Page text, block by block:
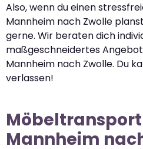
Also, wenn du einen
Mannheim nach Zwolle
gerne. Wir beraten dich
maßgeschneidertes
Mannheim nach Zwolle. Du
verlassen!
Mannheim